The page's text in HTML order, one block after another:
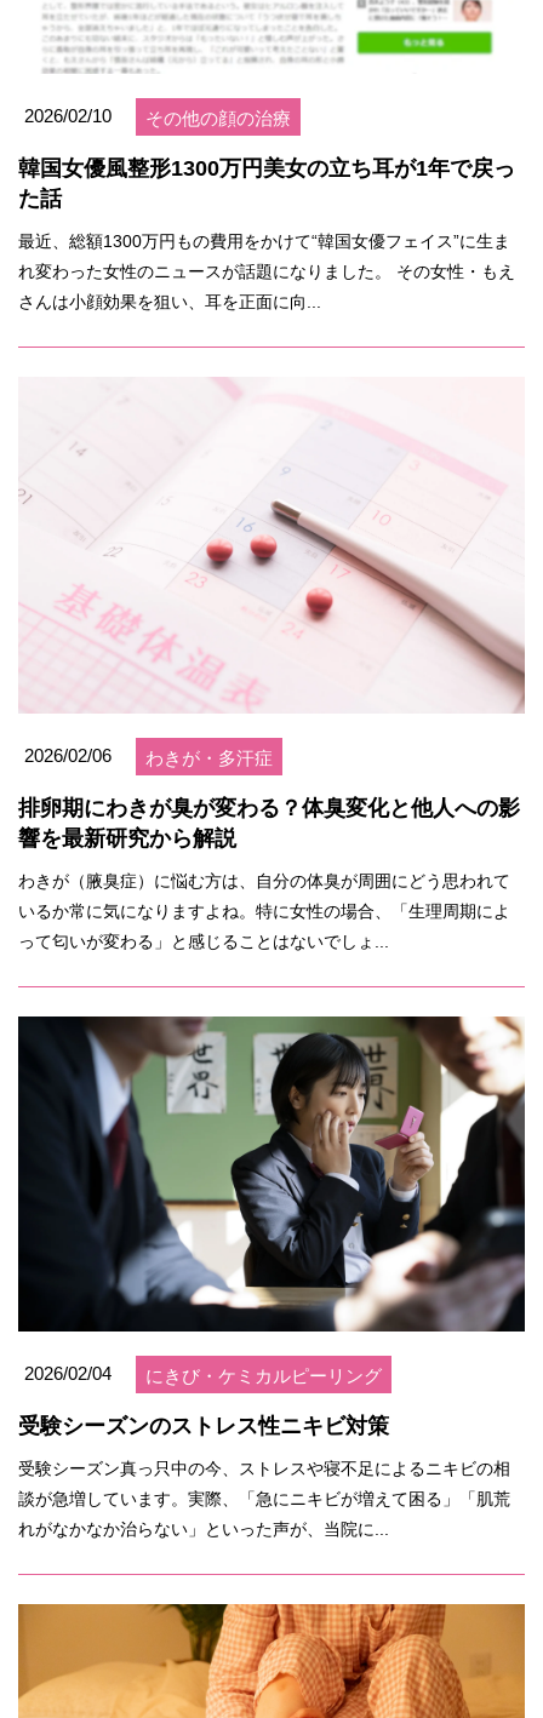
2026/02/10 その他の顔の治療
韓国女優風整形1300万円美女の立ち耳が1年で戻っ
た話
最近、総額1300万円もの費用をかけて“韓国女優フェイス”に生ま
れ変わった女性のニュースが話題になりました。 その女性・もえ
さんは小顔効果を狙い、耳を正面に向...
2026/02/06 わきが・多汗症
排卵期にわきが臭が変わる？体臭変化と他人への影
響を最新研究から解説
わきが（腋臭症）に悩む方は、自分の体臭が周囲にどう思われて
いるか常に気になりますよね。特に女性の場合、「生理周期によ
って匂いが変わる」と感じることはないでしょ...
2026/02/04 にきび・ケミカルピーリング
受験シーズンのストレス性ニキビ対策
受験シーズン真っ只中の今、ストレスや寝不足によるニキビの相
談が急増しています。実際、「急にニキビが増えて困る」「肌荒
れがなかなか治らない」といった声が、当院に...